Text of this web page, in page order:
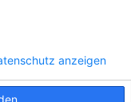
anzeigen